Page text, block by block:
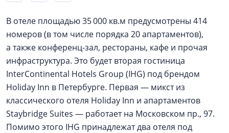
В отеле площадью 35 000 кв.м предусмотрены 414
номеров (в том числе порядка 20 апартаментов),
а также конференц-зал, рестораны, кафе и прочая
инфраструктура. Это будет вторая гостиница
InterContinental Hotels Group (IHG) под брендом
Holiday Inn в Петербурге. Первая — микст из
классического отеля Holiday Inn и апартаментов
Staybridge Suites — работает на Московском пр., 97.
Помимо этого IHG принадлежат два отеля под